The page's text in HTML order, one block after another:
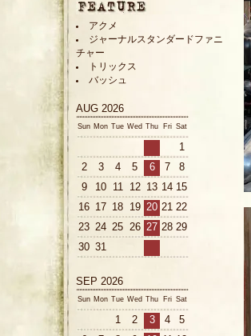
アクメ
ジャーナルスタンダードファニ
チャー
トリックス
バッシュ
AUG 2026
Sun Mon Tue Wed Thu Fri Sat
1
2
3 4 5 6 7
8
9
10 11 12 13 14 15
16 17 18 19 20 21 22
23 24 25 26 27 28 29
30 31
SEP 2026
Sun Mon Tue Wed Thu Fri Sat
1 2 3 4
5